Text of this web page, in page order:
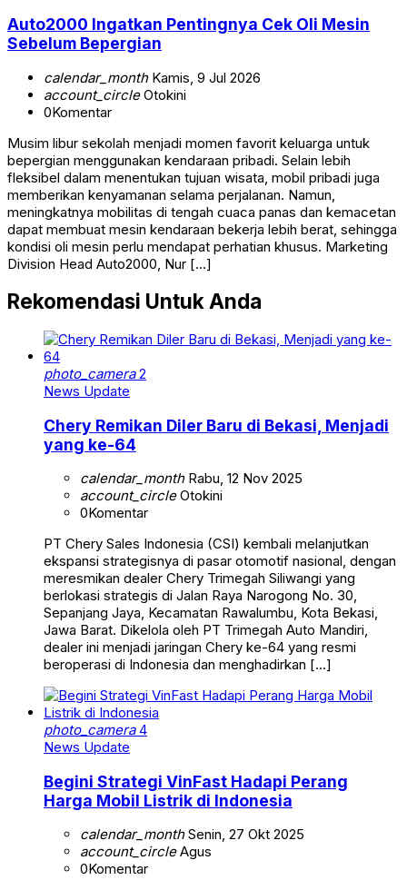
Auto2000 Ingatkan Pentingnya Cek Oli Mesin
Sebelum Bepergian
calendar_monthKamis, 9 Jul 2026
account_circleOtokini
0Komentar
Musim libur sekolah menjadi momen favorit keluarga untuk
bepergian menggunakan kendaraan pribadi. Selain lebih
fleksibel dalam menentukan tujuan wisata, mobil pribadi juga
memberikan kenyamanan selama perjalanan. Namun,
meningkatnya mobilitas di tengah cuaca panas dan kemacetan
dapat membuat mesin kendaraan bekerja lebih berat, sehingga
kondisi oli mesin perlu mendapat perhatian khusus. Marketing
Division Head Auto2000, Nur […]
Rekomendasi Untuk Anda
photo_camera2
News Update
Chery Remikan Diler Baru di Bekasi, Menjadi
yang ke-64
calendar_monthRabu, 12 Nov 2025
account_circleOtokini
0Komentar
PT Chery Sales Indonesia (CSI) kembali melanjutkan
ekspansi strategisnya di pasar otomotif nasional, dengan
meresmikan dealer Chery Trimegah Siliwangi yang
berlokasi strategis di Jalan Raya Narogong No. 30,
Sepanjang Jaya, Kecamatan Rawalumbu, Kota Bekasi,
Jawa Barat. Dikelola oleh PT Trimegah Auto Mandiri,
dealer ini menjadi jaringan Chery ke-64 yang resmi
beroperasi di Indonesia dan menghadirkan […]
photo_camera4
News Update
Begini Strategi VinFast Hadapi Perang
Harga Mobil Listrik di Indonesia
calendar_monthSenin, 27 Okt 2025
account_circleAgus
0Komentar